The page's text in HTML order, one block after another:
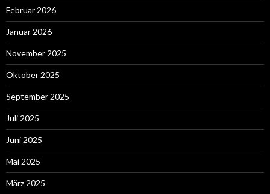
Februar 2026
Januar 2026
November 2025
Oktober 2025
September 2025
Juli 2025
Juni 2025
Mai 2025
März 2025